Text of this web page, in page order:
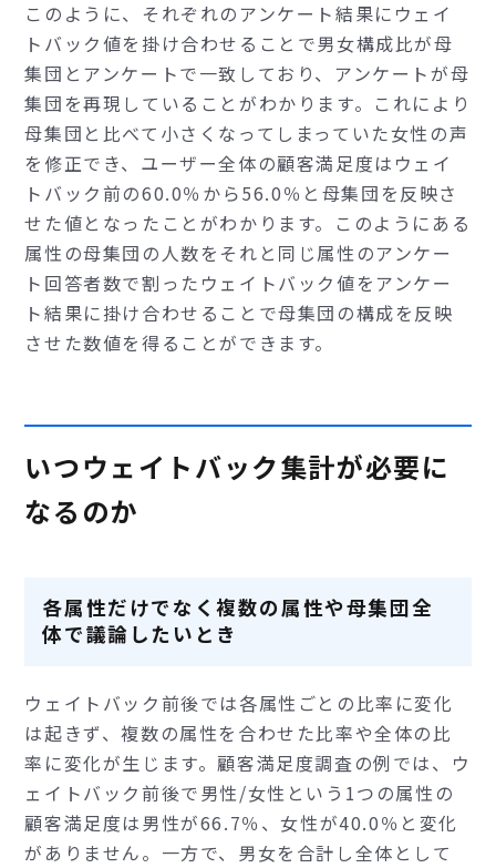
このように、それぞれのアンケート結果にウェイ
トバック値を掛け合わせることで男女構成比が母
集団とアンケートで一致しており、アンケートが母
集団を再現していることがわかります。これにより
母集団と比べて小さくなってしまっていた女性の声
を修正でき、ユーザー全体の顧客満足度はウェイ
トバック前の60.0％から56.0％と母集団を反映さ
せた値となったことがわかります。このようにある
属性の母集団の人数をそれと同じ属性のアンケー
ト回答者数で割ったウェイトバック値をアンケー
ト結果に掛け合わせることで母集団の構成を反映
させた数値を得ることができます。
いつウェイトバック集計が必要に
なるのか
各属性だけでなく複数の属性や母集団全
体で議論したいとき
ウェイトバック前後では各属性ごとの比率に変化
は起きず、複数の属性を合わせた比率や全体の比
率に変化が生じます。顧客満足度調査の例では、ウ
ェイトバック前後で男性/女性という1つの属性の
顧客満足度は男性が66.7％、女性が40.0％と変化
がありません。一方で、男女を合計し全体として